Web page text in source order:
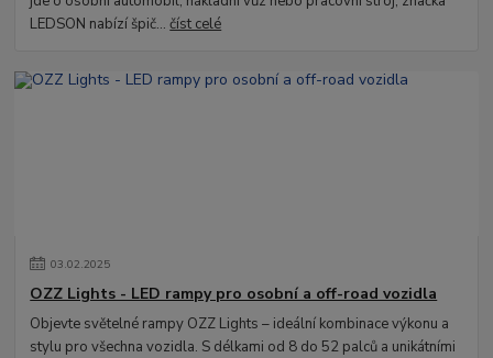
LEDSON nabízí špič...číst celé
03.02.2025
OZZ Lights - LED rampy pro osobní a off-road vozidla
Objevte světelné rampy OZZ Lights – ideální kombinace výkonu a
stylu pro všechna vozidla. S délkami od 8 do 52 palců a unikátními